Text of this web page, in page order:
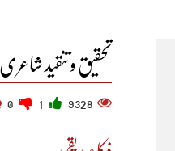
تحقیق و تنقید شاعری
9328